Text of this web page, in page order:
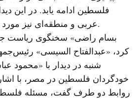
فلسطین ادامه یابد. در این
عربی و منطقه‌ای نیز مورد بررسی قرار گرفت.
کرد، «عبدالفتاح السیسی»
شنبه در دیدار با «محمود
خودگردان فلسطین در مصر، با
روابط دو طرف گفت، مسئله